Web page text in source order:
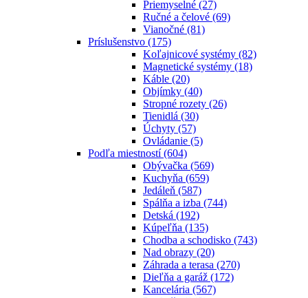
Priemyselné (27)
Ručné a čelové (69)
Vianočné (81)
Príslušenstvo (175)
Koľajnicové systémy (82)
Magnetické systémy (18)
Káble (20)
Objímky (40)
Stropné rozety (26)
Tienidlá (30)
Úchyty (57)
Ovládanie (5)
Podľa miestností(604)
Obývačka (569)
Kuchyňa (659)
Jedáleň (587)
Spálňa a izba (744)
Detská (192)
Kúpeľňa (135)
Chodba a schodisko (743)
Nad obrazy (20)
Záhrada a terasa (270)
Dieľňa a garáž (172)
Kancelária (567)